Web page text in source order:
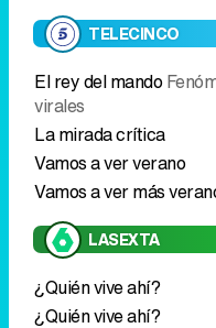
Vamos a ver verano
Vamos a ver más verano
LASEXTA
¿Quién vive ahí?
¿Quién vive ahí?
Aruser@s fresh
Al rojo vivo
Informativos
'Antena 3 noticias 1